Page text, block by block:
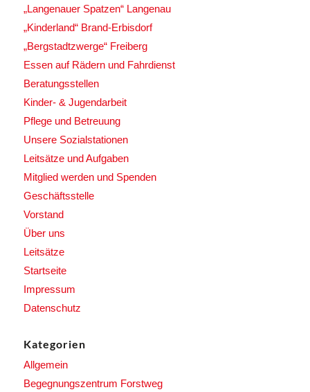
„Langenauer Spatzen“ Langenau
„Kinderland“ Brand-Erbisdorf
„Bergstadtzwerge“ Freiberg
Essen auf Rädern und Fahrdienst
Beratungsstellen
Kinder- & Jugendarbeit
Pflege und Betreuung
Unsere Sozialstationen
Leitsätze und Aufgaben
Mitglied werden und Spenden
Geschäftsstelle
Vorstand
Über uns
Leitsätze
Startseite
Impressum
Datenschutz
Kategorien
Allgemein
Begegnungszentrum Forstweg